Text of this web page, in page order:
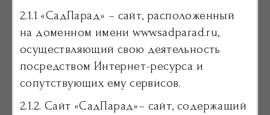
2.1.1 «СадПарад» – сайт, расположенный
на доменном имени www.sadparad.ru,
осуществляющий свою деятельность
посредством Интернет-ресурса и
сопутствующих ему сервисов.
2.1.2. Сайт «СадПарад»– сайт, содержащий